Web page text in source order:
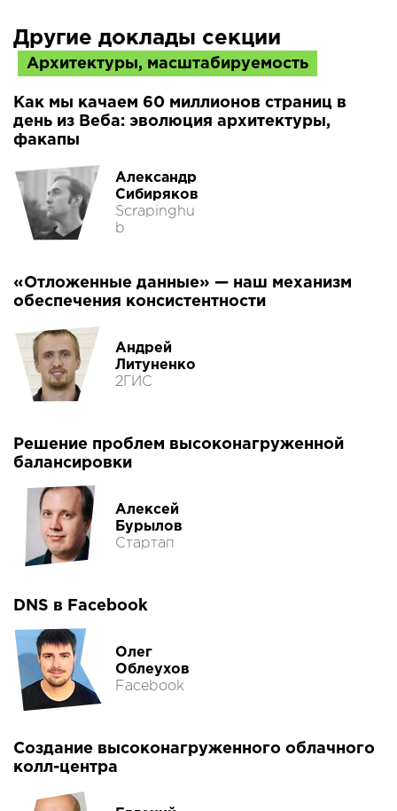
Другие доклады секции
Архитектуры, масштабируемость
Как мы качаем 60 миллионов страниц в
день из Веба: эволюция архитектуры,
факапы
Александр
Сибиряков
Scrapinghu
b
«Отложенные данные» — наш механизм
обеспечения консистентности
Андрей
Литуненко
2ГИС
Решение проблем высоконагруженной
балансировки
Алексей
Бурылов
Стартап
DNS в Facebook
Олег
Облеухов
Facebook
Создание высоконагруженного облачного
колл-центра